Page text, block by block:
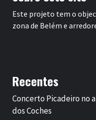
Este projeto tem o
zona de Belém e
Recentes
Concerto Picadeiro no
dos Coches